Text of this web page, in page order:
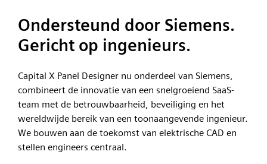
Ondersteund door Siemens.
Gericht op ingenieurs.
Capital X Panel Designer nu onderdeel van Siemens,
combineert de innovatie van een snelgroeiend SaaS-
team met de betrouwbaarheid, beveiliging en het
wereldwijde bereik van een toonaangevende ingenieur.
We bouwen aan de toekomst van elektrische CAD en
stellen engineers centraal.